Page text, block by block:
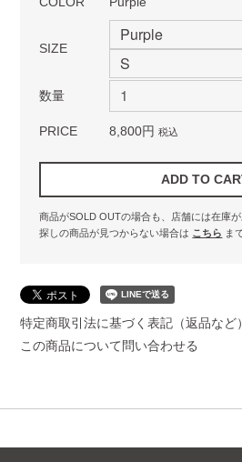
SIZE
数量
PRICE 8,800円 税込
商品がSOLD OUTの場合も、店舗には在庫が
探しの商品が見つからない場合は こちら ま
特定商取引法に基づく表記（返品など）
この商品について問い合わせる